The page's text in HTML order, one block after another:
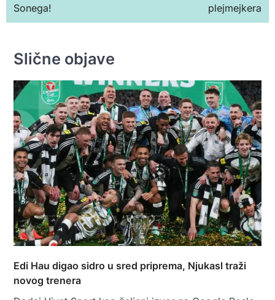
Sonega!
plejmejkera
Slične objave
Edi Hau digao sidro u sred priprema, Njukasl traži
novog trenera